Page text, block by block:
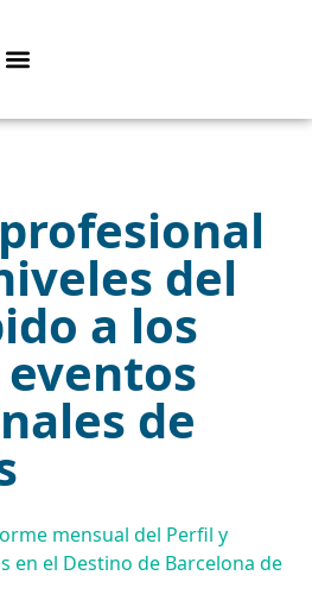
del
a los
de
mensual del Perfil y
en el Destino de Barcelona de